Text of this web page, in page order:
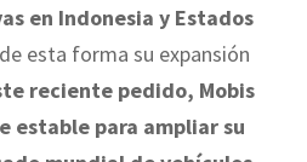
en Indonesia y Estados
esta forma su expansión
reciente pedido, Mobis
estable para ampliar su